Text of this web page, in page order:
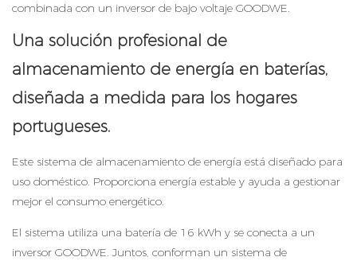
combinada con un inversor de bajo voltaje GOODWE.
Una solución profesional de
almacenamiento de energía en baterías,
diseñada a medida para los hogares
portugueses.
Este sistema de almacenamiento de energía está diseñado para
uso doméstico. Proporciona energía estable y ayuda a gestionar
mejor el consumo energético.
El sistema utiliza una batería de 16 kWh y se conecta a un
inversor GOODWE. Juntos, conforman un sistema de